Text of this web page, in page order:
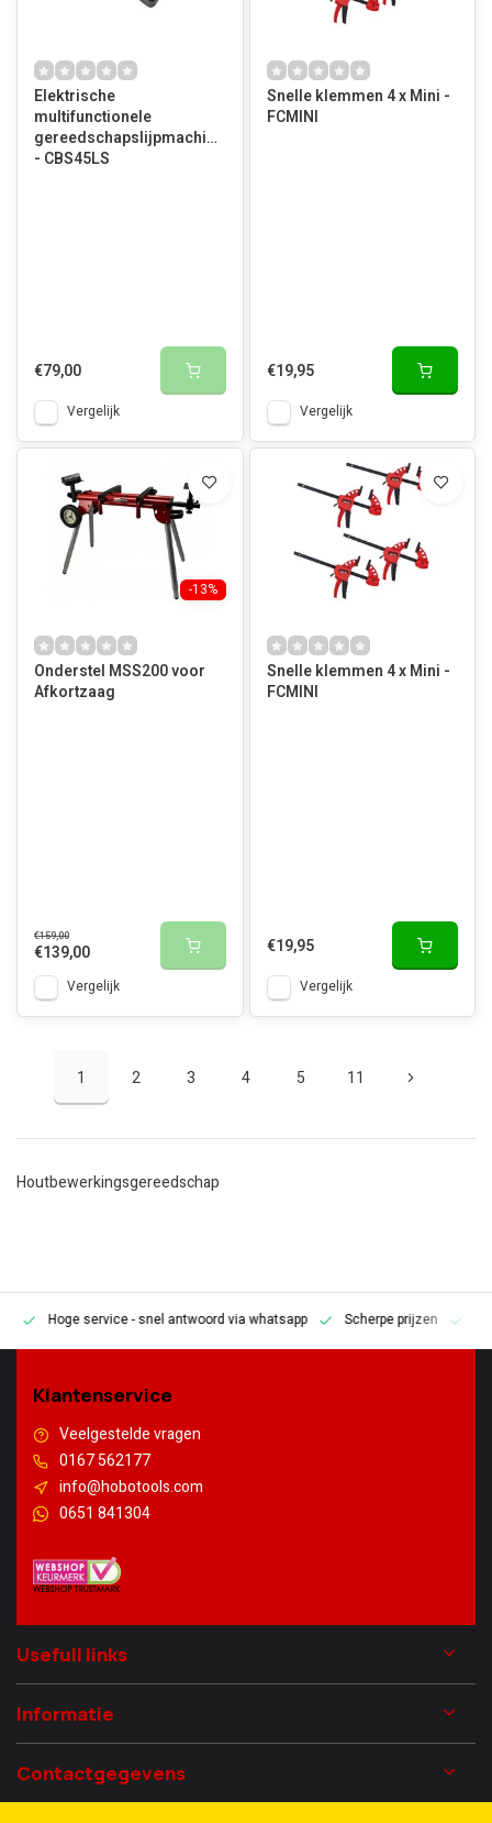
Elektrische
multifunctionele
gereedschapslijpmachine
- CBS45LS
€79,00
Vergelijk
Snelle klemmen 4 x Mini -
FCMINI
€19,95
Vergelijk
-13%
Onderstel MSS200 voor
Afkortzaag
€159,00
€139,00
Vergelijk
Snelle klemmen 4 x Mini -
FCMINI
€19,95
Vergelijk
1 2 3 4 5 11
Houtbewerkingsgereedschap
Hoge service- snel antwoord via whatsapp Scherpe prijzen
Klantenservice
Veelgestelde vragen
0167 562177
info@hobotools.com
0651 841304
Usefull links
Informatie
Contactgegevens